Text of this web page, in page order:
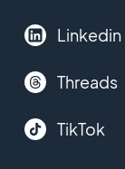
Linkedin
Threads
TikTok